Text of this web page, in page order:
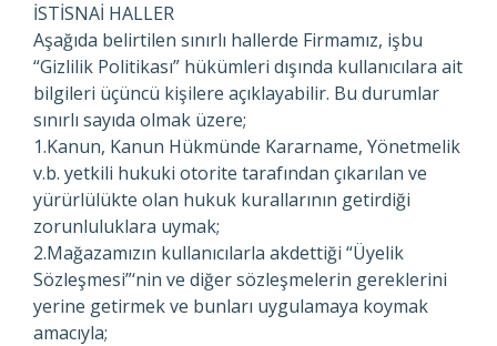
İSTİSNAİ HALLER
Aşağıda belirtilen sınırlı hallerde Firmamız, işbu
“Gizlilik Politikası” hükümleri dışında kullanıcılara ait
bilgileri üçüncü kişilere açıklayabilir. Bu durumlar
sınırlı sayıda olmak üzere;
1.Kanun, Kanun Hükmünde Kararname, Yönetmelik
v.b. yetkili hukuki otorite tarafından çıkarılan ve
yürürlülükte olan hukuk kurallarının getirdiği
zorunluluklara uymak;
2.Mağazamızın kullanıcılarla akdettiği “Üyelik
Sözleşmesi”‘nin ve diğer sözleşmelerin gereklerini
yerine getirmek ve bunları uygulamaya koymak
amacıyla;